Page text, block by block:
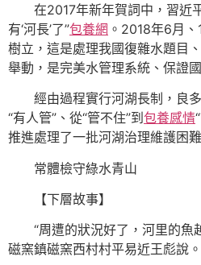
在2017年新年賀詞中，習近
有‘河長’了”包養網 。2018年6月
樹立，這是處理我國復雜水題目
舉動，是完美水管理系統、保證
經由過程實行河湖長制，良
“有人管”、從“管不住”到 包養感情
推進處理了一批河湖治理維護困
常體檢守綠水青山
【下層故事】
“周遭的狀況好了，河里的魚
磁窯鎮磁窯西村村平易近王彪說。